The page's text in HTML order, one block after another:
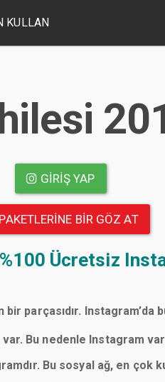
KULLAN
GIRIŞ YAP
BIR GÖZ AT
%100 Ücretsiz
parçasıdır. Instagram’da
Bu nedenle Instagram
Bu sosyal ağ, en